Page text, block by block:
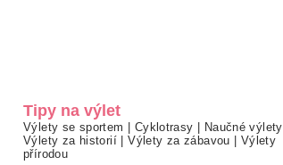
Tipy na výlet
Výlety se sportem | Cyklotrasy | Naučné výlety
Výlety za historií |Výlety za zábavou | Výlety
přírodou